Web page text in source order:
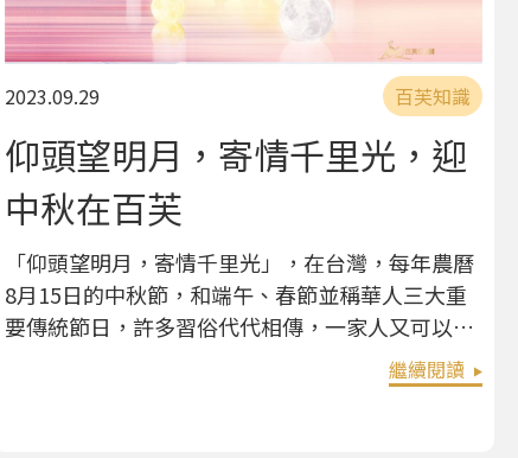
2023.09.29 百芙知識
仰頭望明月，寄情千里光，迎
中秋在百芙
「仰頭望明月，寄情千里光」，在台灣，每年農曆
8月15日的中秋節，和端午、春節並稱華人三大重
要傳統節日，許多習俗代代相傳，一家人又可以團
圓在一起賞月、吃月餅了。 中秋節的由來 中秋
節，定於農曆八月十五，因爲恰好在三秋的中間，
繼續閱讀